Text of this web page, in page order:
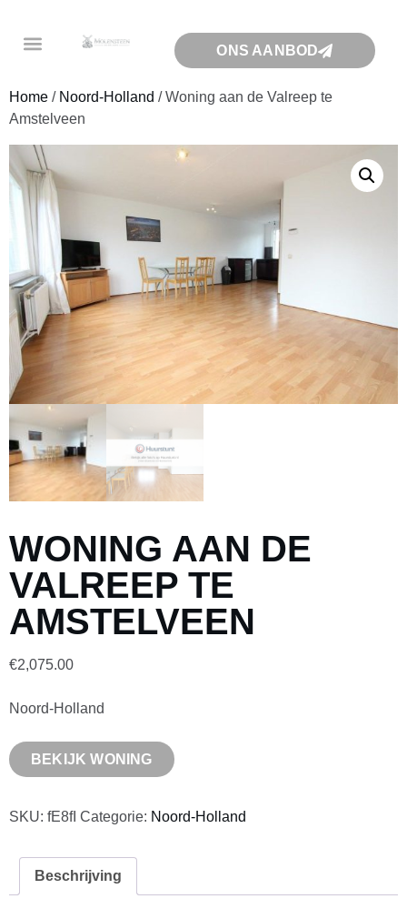
ONS AANBOD
Home / Noord-Holland / Woning aan de Valreep te
Amstelveen
WONING AAN DE
VALREEP TE
AMSTELVEEN
€2,075.00
Noord-Holland
BEKIJK WONING
SKU: fE8fI Categorie: Noord-Holland
Beschrijving